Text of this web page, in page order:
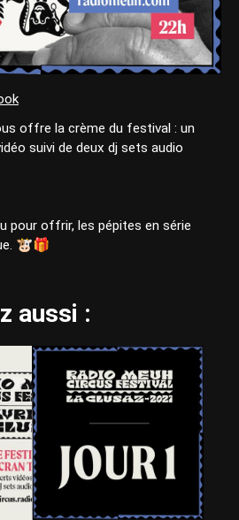
offre la crème du festival : un
suivi de deux dj sets audio
pour offrir, les pépites en série
🐮🎁
aussi :